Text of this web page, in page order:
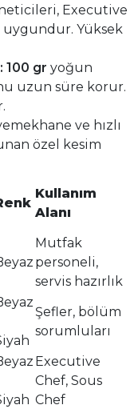
Executive
uygundur. Yüksek
100 gr yoğun
uzun süre korur.
ve hızlı
özel kesim
Kullanım
Alanı
Mutfak
personeli,
servis hazırlık
Şefler, bölüm
sorumluları
Executive
Chef, Sous
Chef